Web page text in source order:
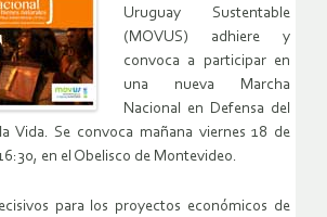
Uruguay Sustentable
(MOVUS) adhiere y
convoca a participar en
una nueva Marcha
Nacional en Defensa del
Vida. Se convoca mañana viernes 18 de
en el Obelisco de Montevideo.
para los proyectos económicos de